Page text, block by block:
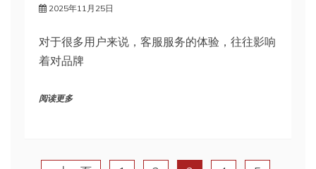
2025年11月25日
对于很多用户来说，客服服务的体验，往往影响
着对品牌
阅读更多